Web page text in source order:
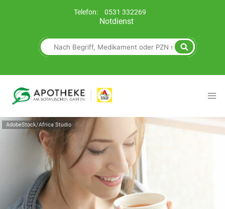
Telefon: 0531 332269
Notdienst
AdobeStock/Africa Studio